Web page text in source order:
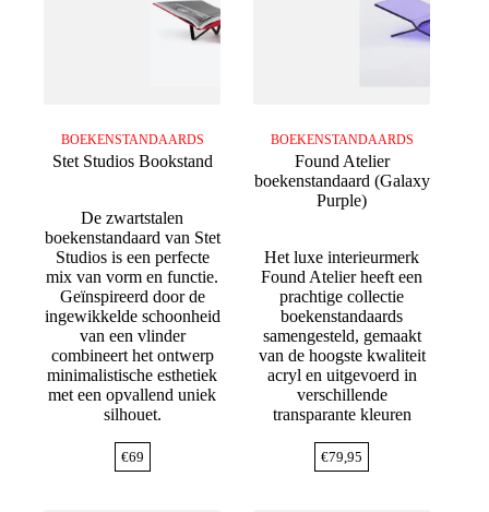
BOEKENSTANDAARDS
Stet Studios Bookstand
De zwartstalen
boekenstandaard van Stet
Studios is een perfecte
mix van vorm en functie.
Geïnspireerd door de
ingewikkelde schoonheid
van een vlinder
combineert het ontwerp
minimalistische esthetiek
met een opvallend uniek
silhouet.
€69
BOEKENSTANDAARDS
Found Atelier
boekenstandaard (Galaxy
Purple)
Het luxe interieurmerk
Found Atelier heeft een
prachtige collectie
boekenstandaards
samengesteld, gemaakt
van de hoogste kwaliteit
acryl en uitgevoerd in
verschillende
transparante kleuren
€79,95